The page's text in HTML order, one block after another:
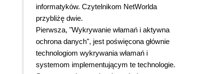
informatyków. Czytelnikom NetWorlda
przybliżę dwie.
Pierwsza, "Wykrywanie włamań i aktywna
ochrona danych", jest poświęcona głównie
technologiom wykrywania włamań i
systemom implementującym te technologie.